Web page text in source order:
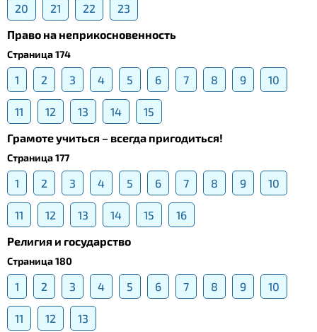
20 21 22
23
Право на неприкосновенность
Страница 174
1 2 3 4 5 6 7 8 9 10
11 12 13 14
15
Грамоте учиться – всегда пригодиться!
Страница 177
1 2 3 4 5 6 7 8 9 10
11 12 13 14 15
16
Религия и государство
Страница 180
1 2 3 4 5 6 7 8 9 10
11 12
13